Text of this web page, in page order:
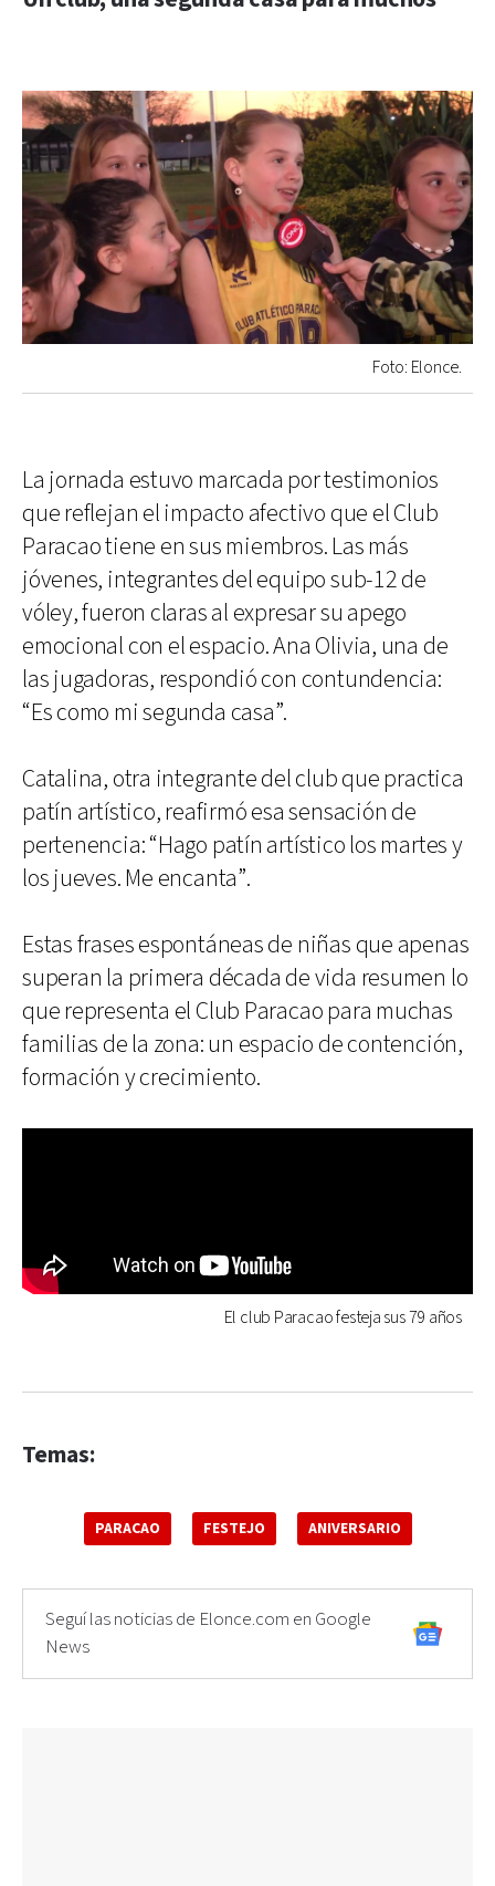
Foto: Elonce.
La jornada estuvo marcada por testimonios
que reflejan el impacto afectivo que el Club
Paracao tiene en sus miembros. Las más
jóvenes, integrantes del equipo sub-12 de
vóley, fueron claras al expresar su apego
emocional con el espacio. Ana Olivia, una de
las jugadoras, respondió con contundencia:
“Es como mi segunda casa”.
Catalina, otra integrante del club que practica
patín artístico, reafirmó esa sensación de
pertenencia: “Hago patín artístico los martes y
los jueves. Me encanta”.
Estas frases espontáneas de niñas que apenas
superan la primera década de vida resumen lo
que representa el Club Paracao para muchas
familias de la zona: un espacio de contención,
formación y crecimiento.
El club Paracao festeja sus 79 años
Temas:
PARACAO FESTEJO ANIVERSARIO
Seguí las noticias de Elonce.com en Google
News